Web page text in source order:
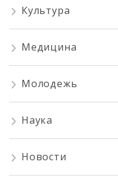
Культура
Медицина
Молодежь
Наука
Новости